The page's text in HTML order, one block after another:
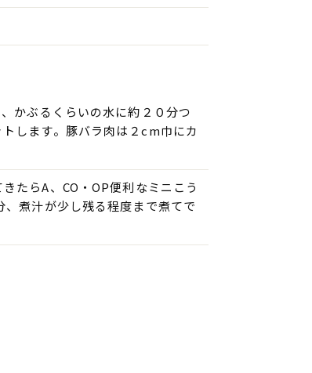
かぶるくらいの水に約２０分つ
します。豚バラ肉は２cm巾にカ
たらA、CO・OP便利なミニこう
煮汁が少し残る程度まで煮てで